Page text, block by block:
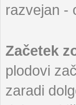
razvejan -
Začetek
plodovi
zaradi